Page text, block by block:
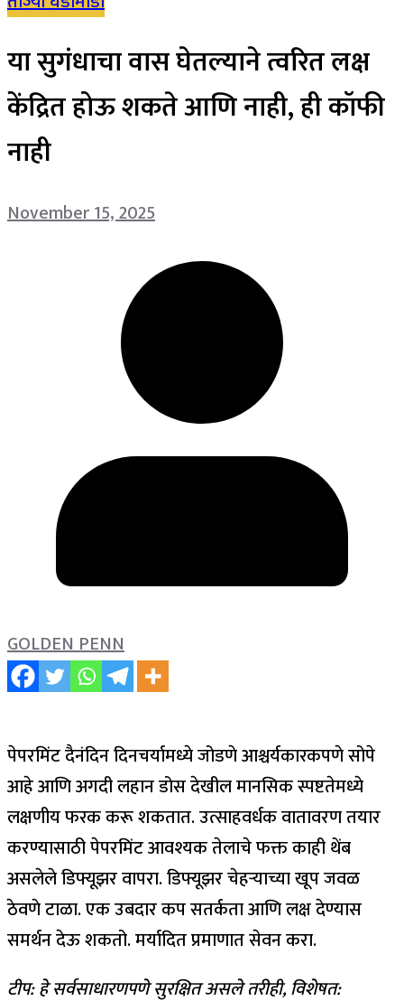
या सुगंधाचा वास घेतल्याने त्वरित लक्ष
केंद्रित होऊ शकते आणि नाही, ही कॉफी
नाही
November 15, 2025
GOLDEN PENN
पेपरमिंट दैनंदिन दिनचर्यामध्ये जोडणे आश्चर्यकारकपणे सोपे
आहे आणि अगदी लहान डोस देखील मानसिक स्पष्टतेमध्ये
लक्षणीय फरक करू शकतात. उत्साहवर्धक वातावरण तयार
करण्यासाठी पेपरमिंट आवश्यक तेलाचे फक्त काही थेंब
असलेले डिफ्यूझर वापरा. डिफ्यूझर चेहऱ्याच्या खूप जवळ
ठेवणे टाळा. एक उबदार कप सतर्कता आणि लक्ष देण्यास
समर्थन देऊ शकतो. मर्यादित प्रमाणात सेवन करा.
टीप: हे सर्वसाधारणपणे सुरक्षित असले तरीही, विशेषत: